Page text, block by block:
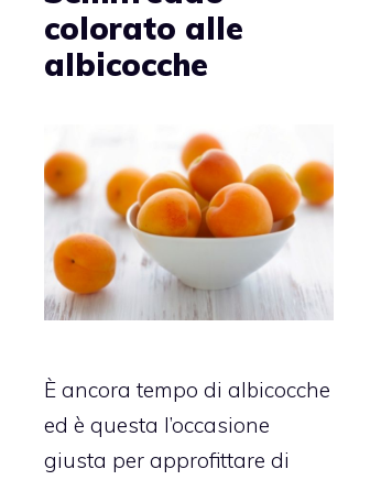
colorato alle
albicocche
È ancora tempo di albicocche
ed è questa l’occasione
giusta per approfittare di